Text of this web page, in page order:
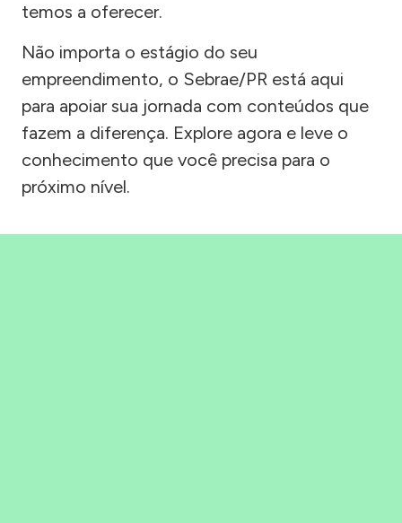
temos a oferecer.
Não importa o estágio do seu
empreendimento, o Sebrae/PR está aqui
para apoiar sua jornada com conteúdos que
fazem a diferença. Explore agora e leve o
conhecimento que você precisa para o
próximo nível.